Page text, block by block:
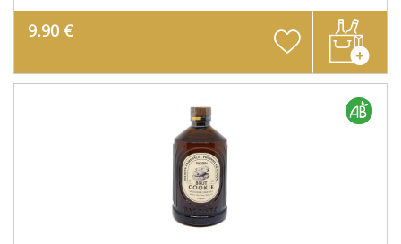
9.90 €